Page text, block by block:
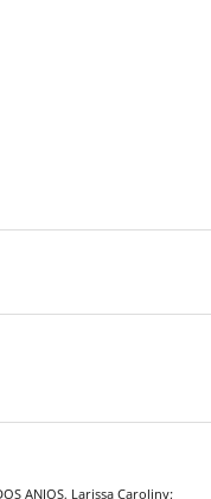
ANJOS, Larissa Caroliny;